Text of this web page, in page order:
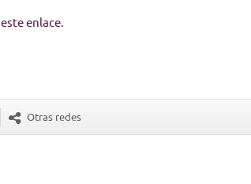
este enlace.
Otras redes